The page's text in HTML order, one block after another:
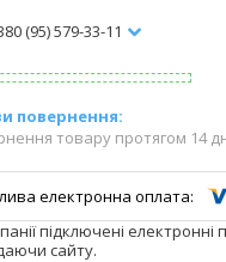
(95) 579-33-11
товару протягом 14
підключені
сайту.